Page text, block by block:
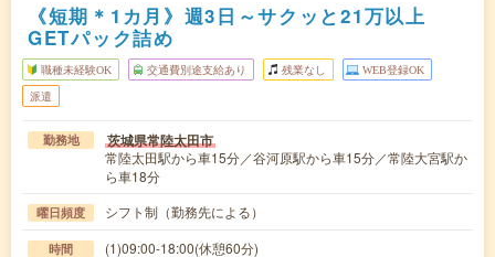
《短期＊1カ月》週3日～サクッと21万以上
GETパック詰め
職種未経験OK 交通費別途支給あり 残業なし WEB登録OK
派遣
勤務地 茨城県常陸太田市
常陸太田駅から車15分／谷河原駅から車15分／常陸大宮駅か
ら車18分
曜日頻度 シフト制（勤務先による）
時間 (1)09:00-18:00(休憩60分)